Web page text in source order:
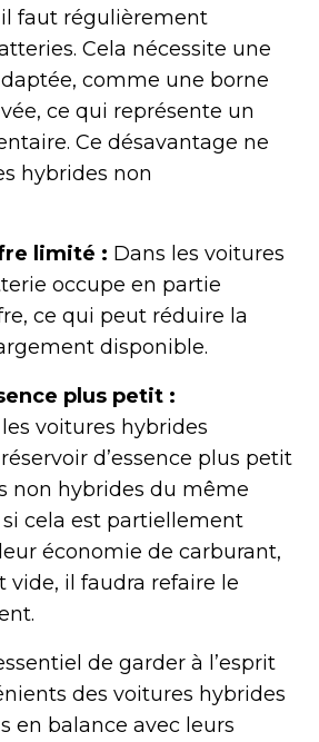
faut régulièrement
Cela nécessite une
comme une borne
ce qui représente un
Ce désavantage ne
hybrides non
limité : Dans les voitures
occupe en partie
ce qui peut réduire la
disponible.
plus petit :
voitures hybrides
d’essence plus petit
non hybrides du même
cela est partiellement
économie de carburant,
vide, il faudra refaire le
de garder à l’esprit
des voitures hybrides
en balance avec leurs